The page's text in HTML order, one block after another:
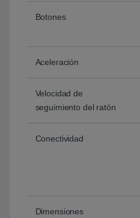
Botones
Aceleración
Velocidad de
seguimiento del ratón
Conectividad
Dimensiones